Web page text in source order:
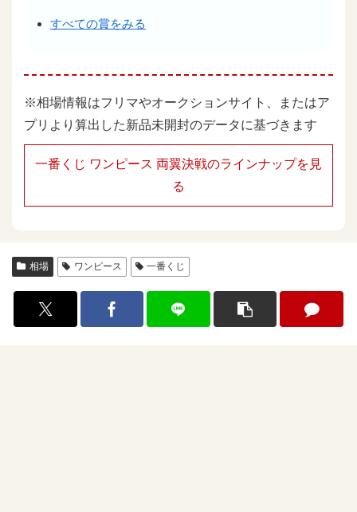
すべての賞をみる
※相場情報はフリマやオークションサイト、またはア
プリより算出した新品未開封のデータに基づきます
一番くじ ワンピース 両翼決戦のラインナップを見
る
相場 ワンピース 一番くじ